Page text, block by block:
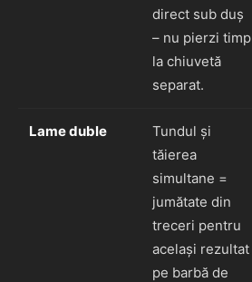
direct sub duș
– nu pierzi timp
la chiuvetă
separat.
Lame duble
Tundul și
tăierea
simultane =
jumătate din
treceri pentru
același rezultat
pe barbă de